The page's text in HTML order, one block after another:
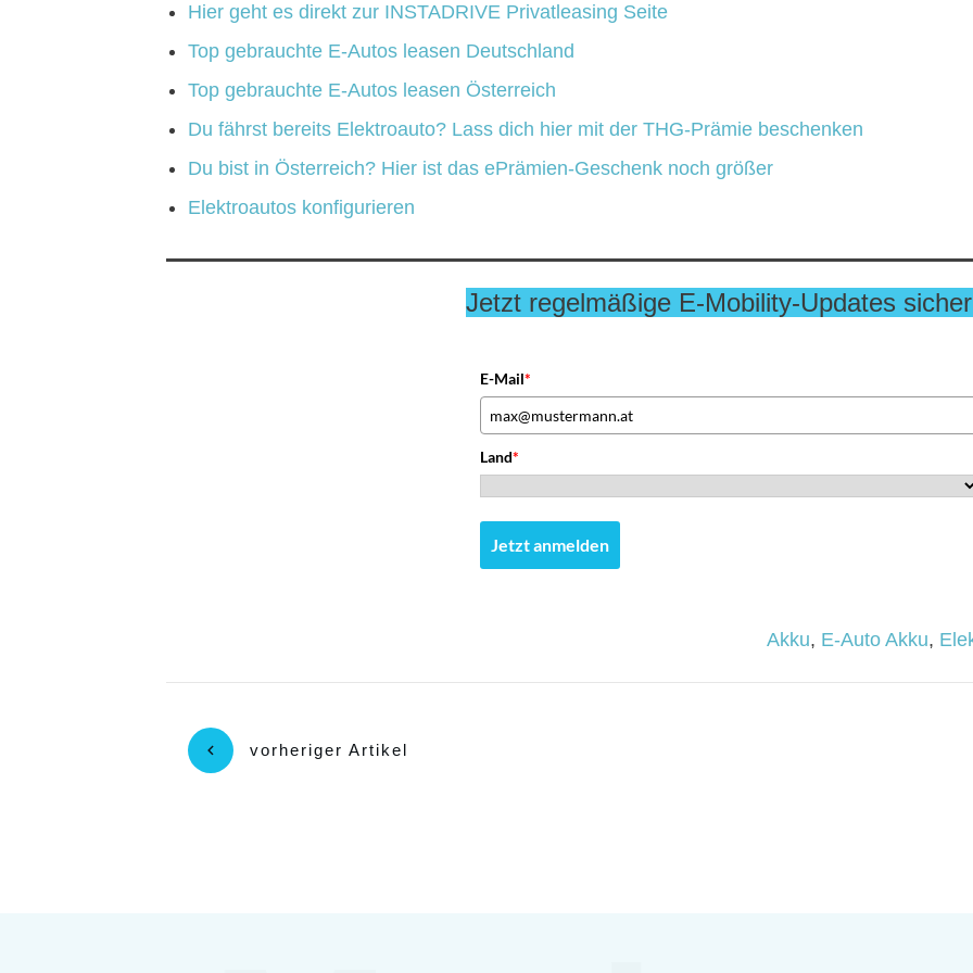
Hier geht es direkt zur INSTADRIVE Privatleasing Seite
Top gebrauchte E-Autos leasen Deutschland
Top gebrauchte E-Autos leasen Österreich
Du fährst bereits Elektroauto? Lass dich hier mit der THG-Prämie beschenken
Du bist in Österreich? Hier ist das ePrämien-Geschenk noch größer
Elektroautos konfigurieren
Jetzt regelmäßige E-Mobility-Updates
E-Mail*
Land*
Jetzt anmelden
Akku, E-Auto Akku,
vorheriger Artikel